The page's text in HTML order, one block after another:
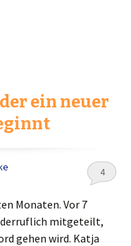
ein neuer
4
Monaten. Vor 7
mitgeteilt,
gehen wird. Katja